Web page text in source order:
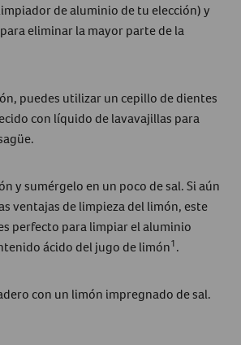
de aluminio de tu elección) y
eliminar la mayor parte de la
puedes utilizar un cepillo de dientes
con líquido de lavavajillas para
y sumérgelo en un poco de sal. Si aún
ventajas de limpieza del limón, este
perfecto para limpiar el aluminio
ácido del jugo de limón1 .
con un limón impregnado de sal.